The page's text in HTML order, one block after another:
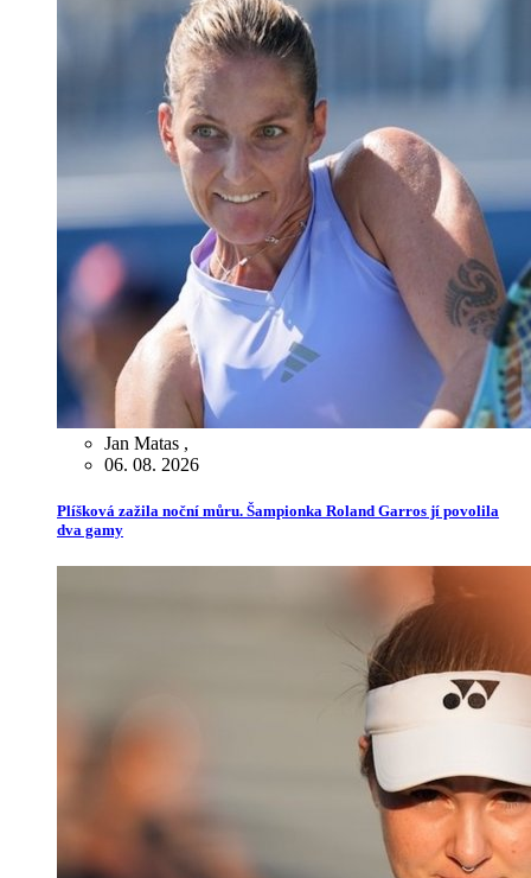
Jan Matas ,
06. 08. 2026
Plíšková zažila noční můru. Šampionka Roland Garros jí povolila
dva gamy